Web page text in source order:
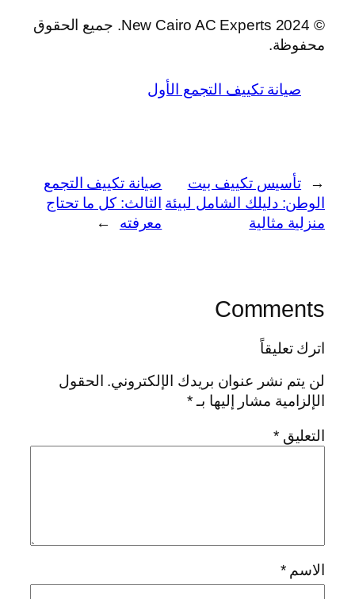
© 2024 New Cairo AC Experts. جميع الحقوق
محفوظة.
صيانة تكييف التجمع الأول
←
تأسيس تكييف بيت
الوطن: دليلك الشامل لبيئة
منزلية مثالية
صيانة تكييف التجمع
الثالث: كل ما تحتاج
معرفته
→
Comments
اترك تعليقاً
لن يتم نشر عنوان بريدك الإلكتروني. الحقول
الإلزامية مشار إليها بـ*
التعليق*
الاسم*